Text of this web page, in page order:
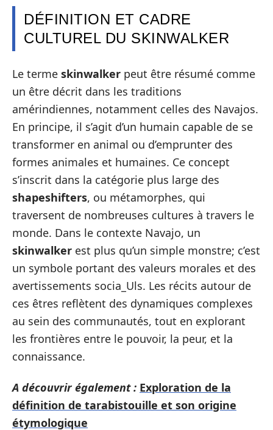
DÉFINITION ET CADRE
CULTUREL DU SKINWALKER
Le terme skinwalker peut être résumé comme
un être décrit dans les traditions
amérindiennes, notamment celles des Navajos.
En principe, il s’agit d’un humain capable de se
transformer en animal ou d’emprunter des
formes animales et humaines. Ce concept
s’inscrit dans la catégorie plus large des
shapeshifters, ou métamorphes, qui
traversent de nombreuses cultures à travers le
monde. Dans le contexte Navajo, un
skinwalker est plus qu’un simple monstre; c’est
un symbole portant des valeurs morales et des
avertissements socia_Uls. Les récits autour de
ces êtres reflètent des dynamiques complexes
au sein des communautés, tout en explorant
les frontières entre le pouvoir, la peur, et la
connaissance.
A découvrir également : Exploration de la
définition de tarabistouille et son origine
étymologique